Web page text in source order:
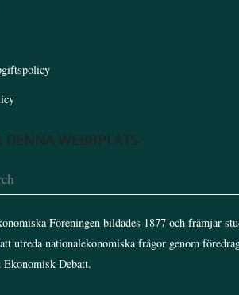
DENNA WEBBPLATS
Föreningen bildades 1877 och främjar
utreda nationalekonomiska frågor genom
Debatt.